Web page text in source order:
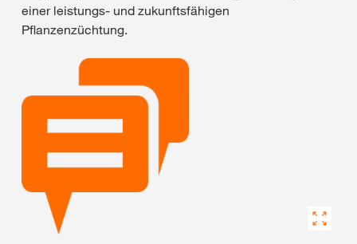
einer leistungs- und zukunftsfähigen
Pflanzenzüchtung.